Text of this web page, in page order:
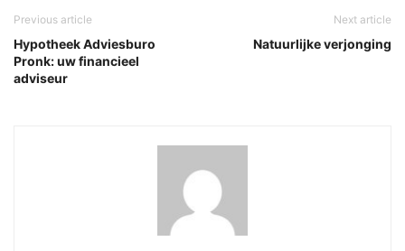
Previous article
Hypotheek Adviesburo
Pronk: uw financieel
adviseur
Next article
Natuurlijke verjonging